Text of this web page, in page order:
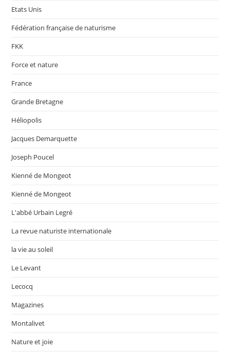
Etats Unis
Fédération française de naturisme
FKK
Force et nature
France
Grande Bretagne
Héliopolis
Jacques Demarquette
Joseph Poucel
Kienné de Mongeot
Kienné de Mongeot
L'abbé Urbain Legré
La revue naturiste internationale
la vie au soleil
Le Levant
Lecocq
Magazines
Montalivet
Nature et joie